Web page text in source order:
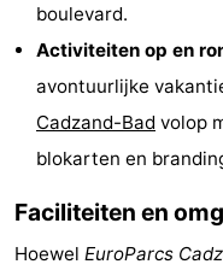
Minigolfbanen
Wellness
Steden
Sporten
boulevard.
Activiteiten op en
avontuurlijke
Cadzand-Bad volop
blokarten en
Faciliteiten en
Hoewel EuroParcs